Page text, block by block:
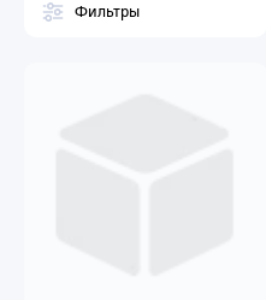
Фильтры